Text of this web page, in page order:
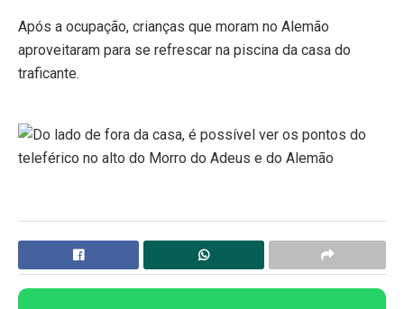
Após a ocupação, crianças que moram no Alemão
aproveitaram para se refrescar na piscina da casa do
traficante.